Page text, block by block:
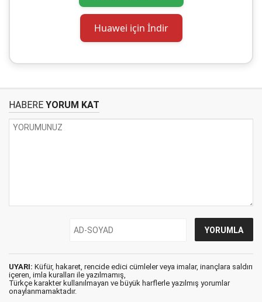
Huawei için İndir
HABERE YORUM KAT
UYARI: Küfür, hakaret, rencide edici cümleler veya imalar, inançlara saldırı
içeren, imla kuralları ile yazılmamış,
Türkçe karakter kullanılmayan ve büyük harflerle yazılmış yorumlar
onaylanmamaktadır.